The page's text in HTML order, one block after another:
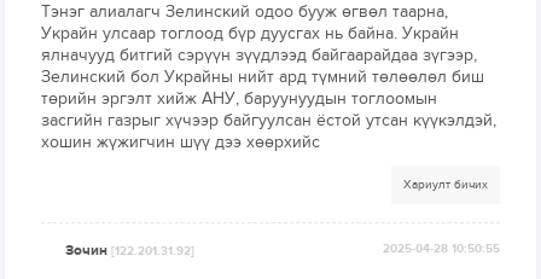
Тэнэг алиалагч Зелинский одоо бууж өгвөл таарна,
Украйн улсаар тоглоод бүр дуусгах нь байна. Украйн
ялначууд битгий сэрүүн зүүдлээд байгаарайдаа зүгээр,
Зелинский бол Украйны нийт ард түмний төлөөлөл биш
төрийн эргэлт хийж АНУ, баруунуудын тоглоомын
засгийн газрыг хүчээр байгуулсан ёстой утсан күүкэлдэй,
хошин жүжигчин шүү дээ хөөрхийс
Хариулт бичих
Зочин[122.201.31.92] 2025-04-28 10:50:55